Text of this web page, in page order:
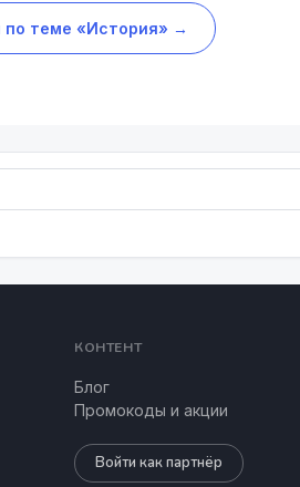
по теме «История» →
КОНТЕНТ
Блог
Промокоды и акции
Войти как партнёр